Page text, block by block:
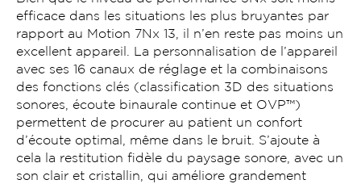
efficace dans les situations les plus bruyantes par
rapport au Motion 7Nx 13, il n’en reste pas moins un
excellent appareil. La personnalisation de l’appareil
avec ses 16 canaux de réglage et la combinaisons
des fonctions clés (classification 3D des situations
sonores, écoute binaurale continue et OVP™)
permettent de procurer au patient un confort
d’écoute optimal, même dans le bruit. S’ajoute à
cela la restitution fidèle du paysage sonore, avec un
son clair et cristallin, qui améliore grandement